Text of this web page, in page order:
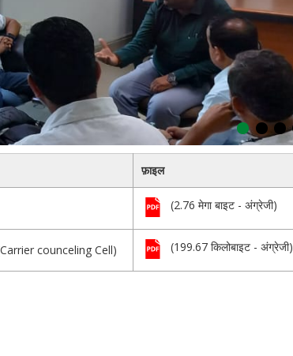
फ़ाइल
(2.76 मेगा बाइट - अंग्रेजी)
counceling Cell) (199.67 किलोबाइट - अंग्रेजी)